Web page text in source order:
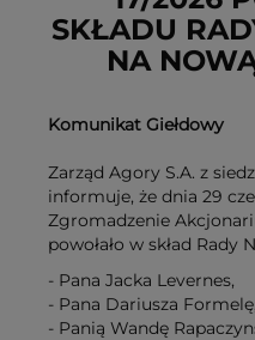
USUŃ ZE SCHOWKA
SKŁADU
NA
Komunikat Giełdowy
Zarząd Agory S.A. z
informuje, że dnia 29
Zgromadzenie
powołało w skład Rady
- Pana Jacka Levernes,
- Pana Dariusza Formelę,
- Panią Wandę